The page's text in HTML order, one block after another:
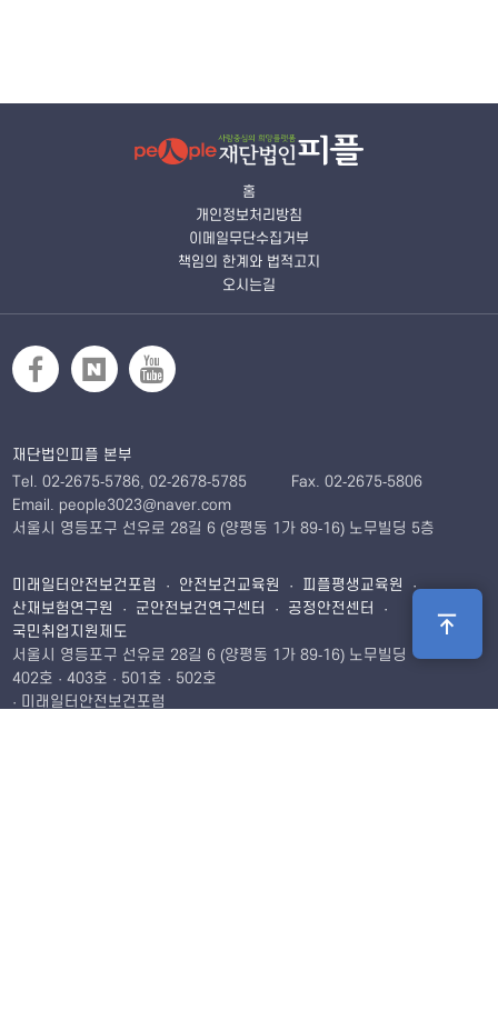
홈
개인정보처리방침
이메일무단수집거부
책임의 한계와 법적고지
오시는길
재단법인피플 본부
Tel. 02-2675-5786, 02-2678-5785
Fax. 02-2675-5806
Email. people3023@naver.com
서울시 영등포구 선유로 28길 6 (양평동 1가 89-16) 노무빌딩 5층
미래일터안전보건포럼 · 안전보건교육원 · 피플평생교육원 ·
산재보험연구원 · 군안전보건연구센터 · 공정안전센터 ·
국민취업지원제도
서울시 영등포구 선유로 28길 6 (양평동 1가 89-16) 노무빌딩
402호 · 403호 · 501호 · 502호
· 미래일터안전보건포럼